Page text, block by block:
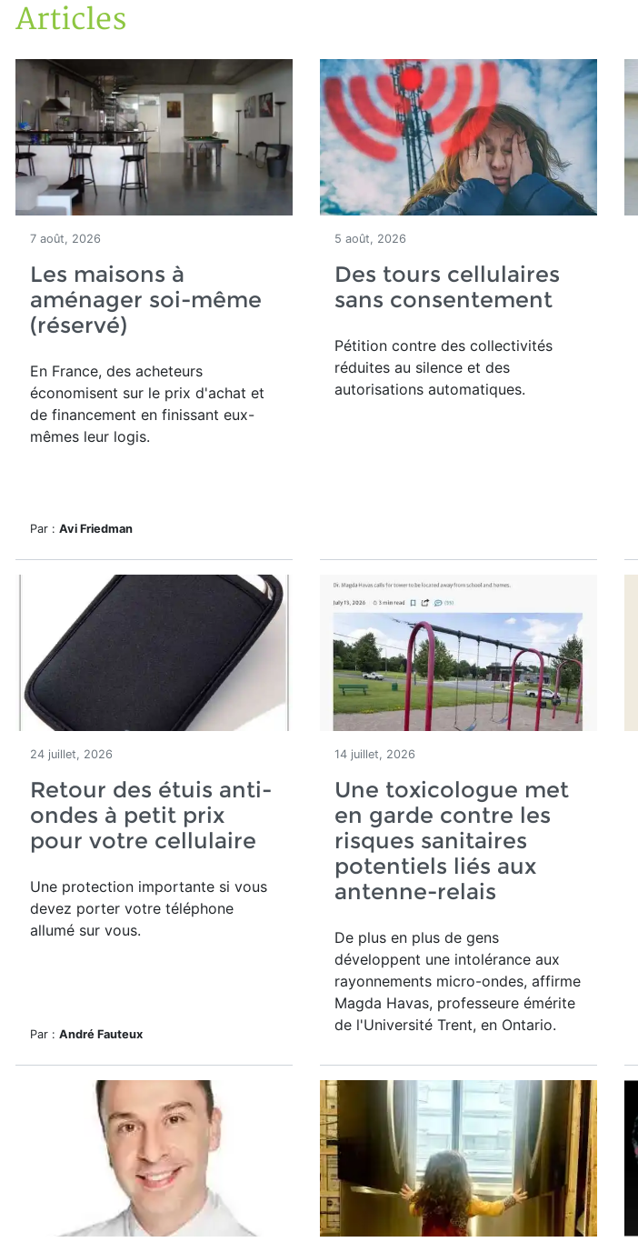
Accueil
Articles
Articles
7 août, 2026
Les maisons à
aménager soi-même
(réservé)
En France, des acheteurs
économisent sur le prix d'achat et
de financement en finissant eux-
mêmes leur logis.
Par : Avi Friedman
5 août, 2026
Des tours cellulaires
sans consentement
Pétition contre des collectivités
réduites au silence et des
autorisations automatiques.
24 juillet, 2026
Retour des étuis anti-
ondes à petit prix
pour votre cellulaire
Une protection importante si vous
devez porter votre téléphone
allumé sur vous.
Par : André Fauteux
14 juillet, 2026
Une toxicologue met
en garde contre les
risques sanitaires
potentiels liés aux
antenne-relais
De plus en plus de gens
développent une intolérance aux
rayonnements micro-ondes, affirme
Magda Havas, professeure émérite
de l'Université Trent, en Ontario.